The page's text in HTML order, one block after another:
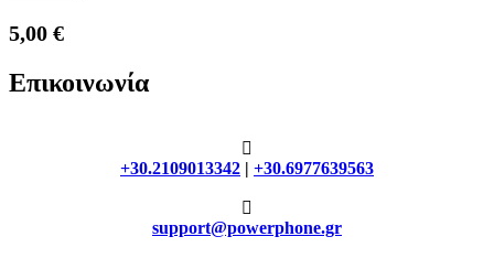
5,00 €
Επικοινωνία
+30.2109013342 +30.6977639563
support@powerphone.gr